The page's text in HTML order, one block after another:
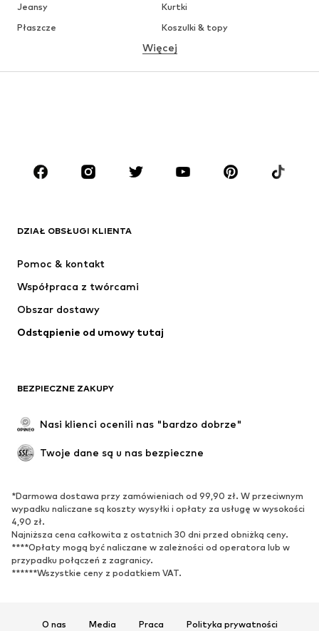
Jeansy
Kurtki
Płaszcze
Koszulki & topy
Bielizna
Akcesoria
Premium
Nowości
Kurtki
Bielizna
Płaszcze
Spódnice
Specjalne okazje
Nowości
Na czasie
Trampki & sneakersy
Czółenka & buty na obcasie
Kozaki
Sandały
Buty sportowe
Ekskluzywne
Więcej
DZIAŁ OBSŁUGI KLIENTA
Pomoc & kontakt
Współpraca z twórcami
Obszar dostawy
Odstąpienie od umowy tutaj
BEZPIECZNE ZAKUPY
Nasi klienci ocenili nas "bardzo dobrze"
Twoje dane są u nas bezpieczne
*Darmowa dostawa przy zamówieniach od 99,90 zł. W przeciwnym
wypadku naliczane są koszty wysyłki i opłaty za usługę w wysokości
4,90 zł.
Najniższa cena całkowita z ostatnich 30 dni przed obniżką ceny.
****Opłaty mogą być naliczane w zależności od operatora lub w
przypadku połączeń z zagranicy.
******Wszystkie ceny z podatkiem VAT.
O nas Media Praca Polityka prywatności